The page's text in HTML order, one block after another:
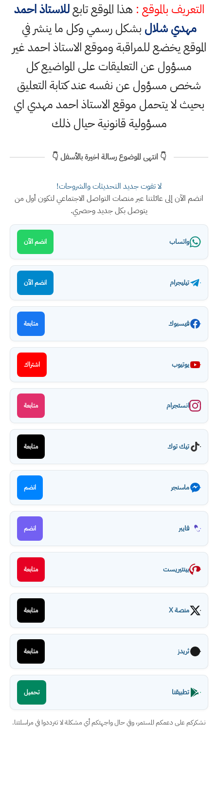
التعريف بالموقع : هذا الموقع تابعللاستاذ احمد
مهدي شلال بشكل رسمي وكل ما ينشر في
الموقع يخضع للمراقبة وموقع الاستاذ احمد غير
مسؤول عن التعليقات على المواضيع كل
شخص مسؤول عن نفسه عند كتابة التعليق
بحيث لا يتحمل موقع الاستاذ احمد مهدي اي
مسؤولية قانونية حيال ذلك
👇 انتهى الموضوع رسالة اخيرة بالأسفل 👇
لا تفوت جديد التحديثات والشروحات!
انضم الآن إلى عائلتنا عبر منصات التواصل الاجتماعي لتكون أول من
يتوصل بكل جديد وحصري.
واتساب انضم الآن
تيليجرام انضم الآن
فيسبوك متابعة
يوتيوب اشتراك
انستجرام متابعة
تيك توك متابعة
ماسنجر انضم
فايبر انضم
بينتيريست متابعة
منصة X متابعة
ثريدز متابعة
تطبيقنا تحميل
نشكركم على دعمكم المستمر، وفي حال واجهتكم أي مشكلة لا تترددوا في مراسلتنا.